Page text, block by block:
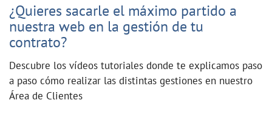
¿Quieres sacarle el máximo partido a
nuestra web en la gestión de tu
contrato?
Descubre los vídeos tutoriales donde te explicamos paso
a paso cómo realizar las distintas gestiones en nuestro
Área de Clientes